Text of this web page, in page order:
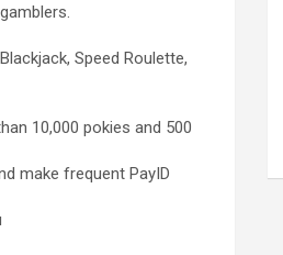
Speed Roulette,
10,000 pokies and 500
make frequent PayID